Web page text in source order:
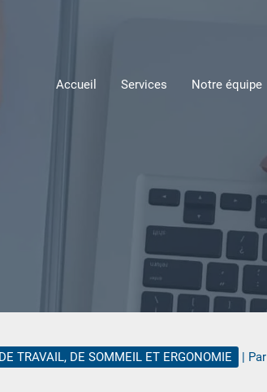
Accueil Services Notre équipe
TRAVAIL, DE SOMMEIL ET ERGONOMIE | Par